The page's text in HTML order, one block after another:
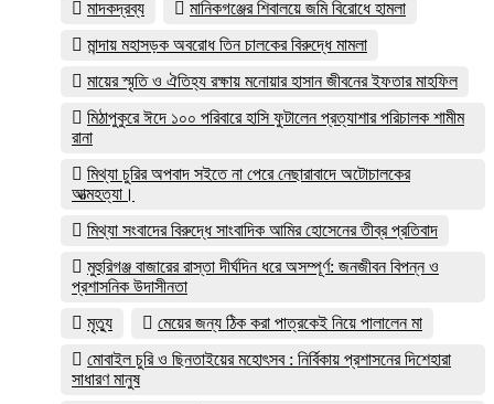
মাদকদ্রব্য
মানিকগঞ্জের শিবালয়ে জমি বিরোধে হামলা
মান্দায় মহাসড়ক অবরোধ তিন চালকের বিরুদ্ধে মামলা
মায়ের স্মৃতি ও ঐতিহ্য রক্ষায় মনোয়ার হাসান জীবনের ইফতার মাহফিল
মিঠাপুকুরে ঈদে ১০০ পরিবারে হাসি ফুটালেন প্রত্যাশার পরিচালক শামীম
রানা
মিথ্যা চুরির অপবাদ সইতে না পেরে নেছারাবাদে অটোচালকের
আত্মহত্যা।
মিথ্যা সংবাদের বিরুদ্ধে সাংবাদিক আমির হোসেনের তীব্র প্রতিবাদ
মুহুরিগঞ্জ বাজারের রাস্তা দীর্ঘদিন ধরে অসম্পূর্ণ: জনজীবন বিপন্ন ও
প্রশাসনিক উদাসীনতা
মৃত্যু
মেয়ের জন্য ঠিক করা পাত্রকেই নিয়ে পালালেন মা
মোবাইল চুরি ও ছিনতাইয়ের মহোৎসব : নির্বিকায় প্রশাসনের দিশেহারা
সাধারণ মানুষ